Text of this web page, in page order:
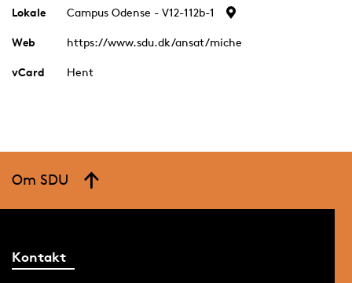
Lokale Campus Odense - V12-112b-1
Web https://www.sdu.dk/ansat/miche
vCard Hent
Om SDU
Kontakt